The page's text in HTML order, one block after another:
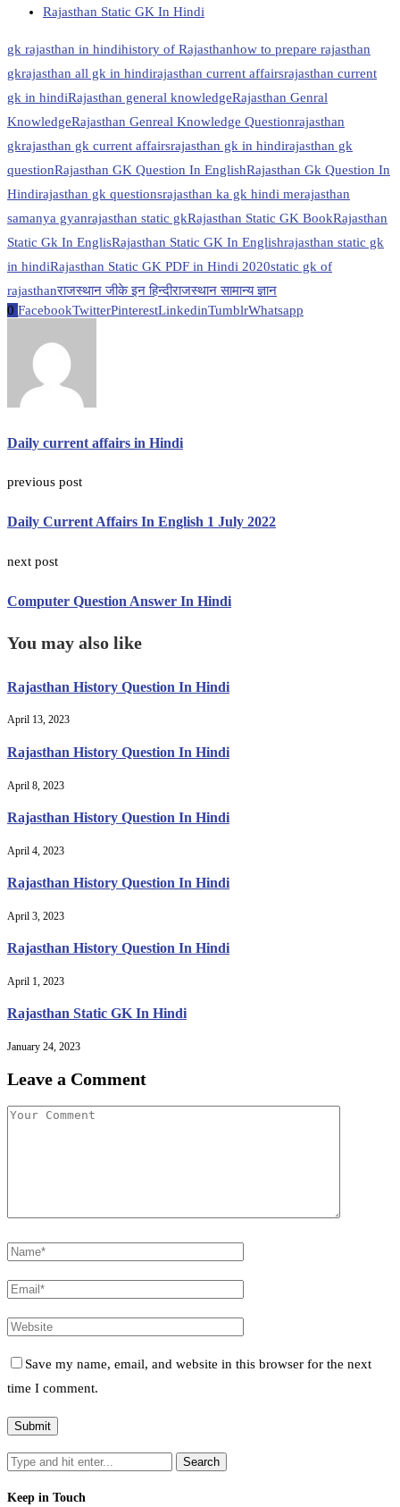
Rajasthan Static GK In Hindi
gk rajasthan in hindihistory of Rajasthanhow to prepare rajasthan
gkrajasthan all gk in hindirajasthan current affairsrajasthan current
gk in hindiRajasthan general knowledgeRajasthan Genral
KnowledgeRajasthan Genreal Knowledge Questionrajasthan
gkrajasthan gk current affairsrajasthan gk in hindirajasthan gk
questionRajasthan GK Question In EnglishRajasthan Gk Question In
Hindirajasthan gk questionsrajasthan ka gk hindi merajasthan
samanya gyanrajasthan static gkRajasthan Static GK BookRajasthan
Static Gk In EnglisRajasthan Static GK In Englishrajasthan static gk
in hindiRajasthan Static GK PDF in Hindi 2020static gk of
rajasthanराजस्थान जीके इन हिन्दीराजस्थान सामान्य ज्ञान
0 FacebookTwitterPinterestLinkedinTumblrWhatsapp
Daily current affairs in Hindi
previous post
Daily Current Affairs In English 1 July 2022
next post
Computer Question Answer In Hindi
You may also like
Rajasthan History Question In Hindi
April 13, 2023
Rajasthan History Question In Hindi
April 8, 2023
Rajasthan History Question In Hindi
April 4, 2023
Rajasthan History Question In Hindi
April 3, 2023
Rajasthan History Question In Hindi
April 1, 2023
Rajasthan Static GK In Hindi
January 24, 2023
Leave a Comment
Save my name, email, and website in this browser for the next
time I comment.
Keep in Touch